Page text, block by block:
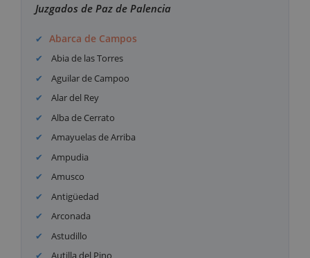
Juzgados de Paz de Palencia
Abarca de Campos
Abia de las Torres
Aguilar de Campoo
Alar del Rey
Alba de Cerrato
Amayuelas de Arriba
Ampudia
Amusco
Antigüedad
Arconada
Astudillo